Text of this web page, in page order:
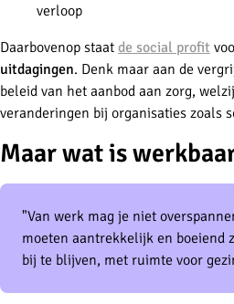
verloop
Daarbovenop staat de social profit
uitdagingen. Denk maar aan de
beleid van het aanbod aan zorg,
veranderingen bij organisaties zoals
Maar wat is
"Van werk mag je niet
moeten aantrekkelijk en boeiend
bij te blijven, met ruimte voor